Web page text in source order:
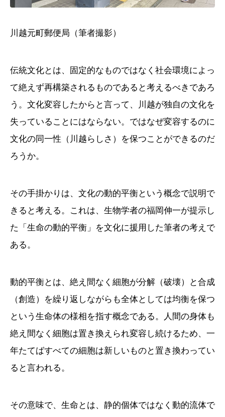
川越元町郵便局（筆者撮影）
伝統文化とは、固定的なものではなく社会環境によっ
て絶えず再構築されるものであると考えるべきであろ
う。文化変容したからと言って、川越が独自の文化を
失っていることにはならない。ではなぜ変容するのに
文化の同一性（川越らしさ）を保つことができるのだ
ろうか。
その手掛かりは、文化の動的平衡という概念で説明で
きると考える。これは、生物学者の福岡伸一が提示し
た「生命の動的平衡」を文化に援用した筆者の考えで
ある。
動的平衡とは、絶え間なく細胞が分解（破壊）と合成
（創造）を繰り返しながらも全体としては均衡を保つ
という生命体の様相を指す概念である。人間の身体も
絶え間なく細胞は置き換えられ変容し続けるため、一
年たてばすべての細胞は新しいものと置き換わってい
ると言われる。
その意味で、生命とは、静的個体ではなく動的流体で